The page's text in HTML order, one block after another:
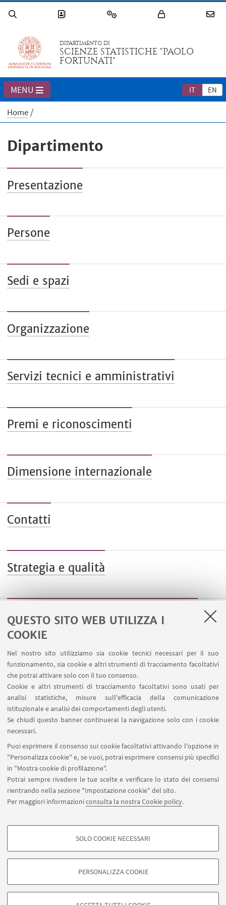
QUESTO SITO WEB UTILIZZA I
COOKIE
Nel nostro sito utilizziamo sia cookie tecnici necessari per il suo
funzionamento, sia cookie e altri strumenti di tracciamento facoltativi
che potrai attivare solo con il tuo consenso.
Cookie e altri strumenti di tracciamento facoltativi sono usati per
analisi statistiche, misure sull'efficacia della comunicazione
istituzionale e analisi dei comportamenti degli utenti.
Se chiudi questo banner continuerai la navigazione solo con i cookie
necessari.
Puoi esprimere il consenso sui cookie facoltativi attivando l'opzione in
"Personalizza cookie" e, se vuoi, potrai esprimere consensi più specifici
in "Mostra cookie di profilazione".
Potrai sempre rivedere le tue scelte e verificare lo stato dei consensi
rientrando nella sezione "Impostazione cookie" del sito.
Per maggiori informazioniconsulta la nostra Cookie policy.
COOKIE DI PROFILAZIONE - FACOLTATIVI
degli utenti, creare profili in base al loro comportamento sul sito, per analisi
di marketing.
SOLO COOKIE NECESSARI
PERSONALIZZA COOKIE
DIPARTIMENTO DI
SCIENZE STATISTICHE "PAOLO
FORTUNATI"
IT EN
MENU
Home
Dipartimento
Presentazione
Persone
Sedi e spazi
Organizzazione
Servizi tecnici e amministrativi
Premi e riconoscimenti
Dimensione internazionale
Contatti
Strategia e qualità
Informazioni sul sito e accessibilità
LINK UTILI
Spazi Virtuali di Dipartimento (riservato autorizzati)
Missioni Web
SEGUI UNIBO SU:
APP:
©Copyright 2026 - ALMA MATER STUDIORUM - Università di
Bologna - Via Zamboni, 33 - 40126 Bologna - PI: 01131710376 - CF:
80007010376
Privacy
Note legali
Informazioni sul sito e accessibilità